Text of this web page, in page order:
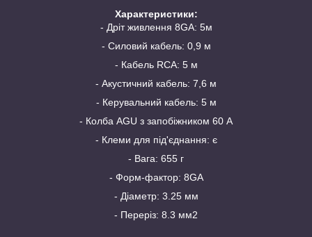
Характеристики:
- Дріт живлення 8GA: 5м
- Силовий кабель: 0,9 м
- Кабель RCA: 5 м
- Акустичний кабель: 7,6 м
- Керувальний кабель: 5 м
- Колба AGU з запобіжником 60 А
- Клеми для під'єднання: є
- Вага: 655 г
- Форм-фактор: 8GA
- Діаметр: 3.25 мм
- Переріз: 8.3 мм2